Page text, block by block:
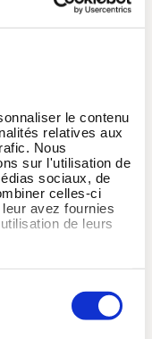
le contenu
relatives aux
Nous
sur l'utilisation de
sociaux, de
celles-ci
avez fournies
de leurs
: prendre soin
pour
à